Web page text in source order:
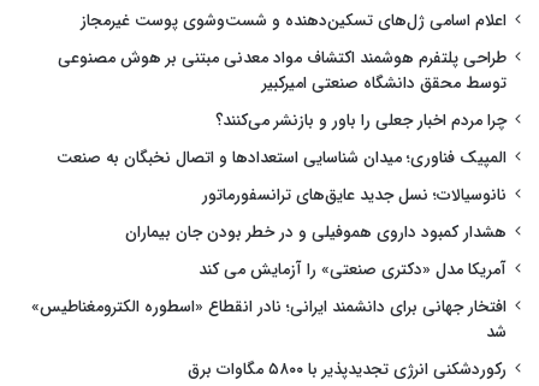
اعلام اسامی ژل‌های تسکین‌دهنده و شست‌وشوی پوست غیرمجاز
طراحی پلتفرم هوشمند اکتشاف مواد معدنی مبتنی بر هوش مصنوعی
توسط محقق دانشگاه صنعتی امیرکبیر
چرا مردم اخبار جعلی را باور و بازنشر می‌کنند؟
المپیک فناوری؛ میدان شناسایی استعدادها و اتصال نخبگان به صنعت
نانوسیالات؛ نسل جدید عایق‌های ترانسفورماتور
هشدار کمبود داروی هموفیلی و در خطر بودن جان بیماران
آمریکا مدل «دکتری صنعتی» را آزمایش می کند
افتخار جهانی برای دانشمند ایرانی؛ نادر انقطاع «اسطوره الکترومغناطیس»
شد
رکوردشکنی انرژی تجدیدپذیر با ۵۸۰۰ مگاوات برق